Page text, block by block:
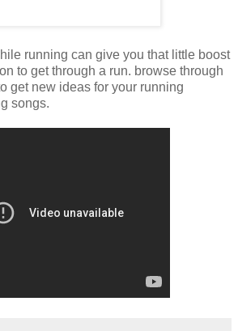
running can give you that little boost
to get through a run. browse through
get new ideas for your running
songs.